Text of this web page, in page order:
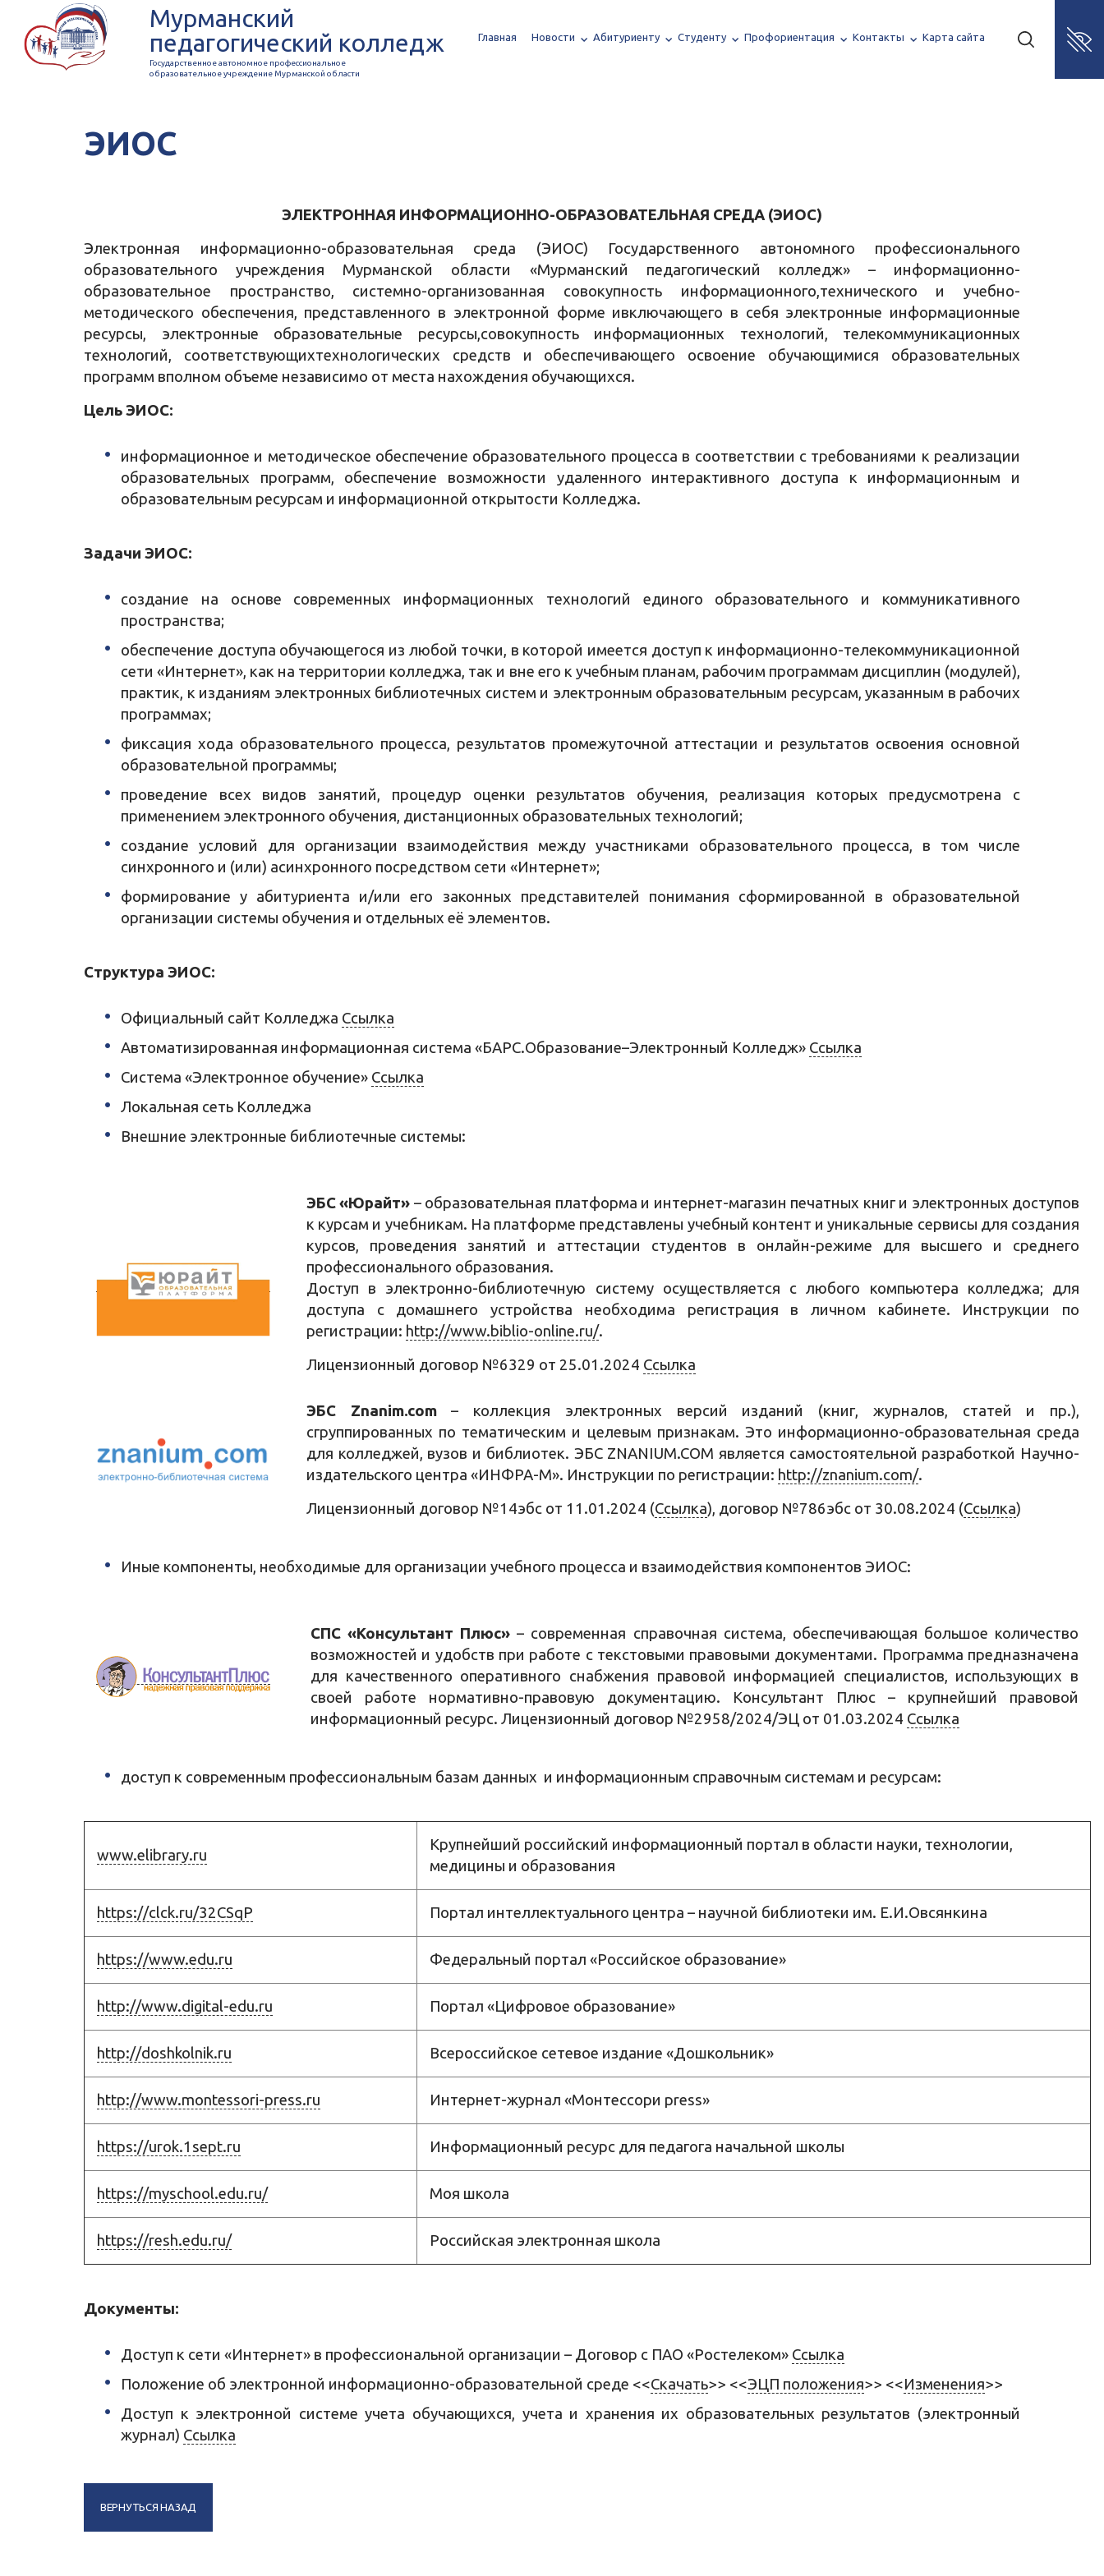
Мурманский
педагогический колледж
Государственное автономное профессиональное
образовательное учреждение Мурманской области
Главная Новости Абитуриенту Студенту Профориентация Контакты Карта сайта
ЭИОС
ЭЛЕКТРОННАЯ ИНФОРМАЦИОННО-ОБРАЗОВАТЕЛЬНАЯ СРЕДА (ЭИОС)
Электронная информационно-образовательная среда (ЭИОС) Государственного автономного профессионального
образовательного учреждения Мурманской области «Мурманский педагогический колледж» – информационно-
образовательное пространство, системно-организованная совокупность информационного,технического и учебно-
методического обеспечения, представленного в электронной форме ивключающего в себя электронные информационные
ресурсы, электронные образовательные ресурсы,совокупность информационных технологий, телекоммуникационных
технологий, соответствующихтехнологических средств и обеспечивающего освоение обучающимися образовательных
программ вполном объеме независимо от места нахождения обучающихся.
Цель ЭИОС:
информационное и методическое обеспечение образовательного процесса в соответствии с требованиями к реализации
образовательных программ, обеспечение возможности удаленного интерактивного доступа к информационным и
образовательным ресурсам и информационной открытости Колледжа.
Задачи ЭИОС:
создание на основе современных информационных технологий единого образовательного и коммуникативного
пространства;
обеспечение доступа обучающегося из любой точки, в которой имеется доступ к информационно-телекоммуникационной
сети «Интернет», как на территории колледжа, так и вне его к учебным планам, рабочим программам дисциплин (модулей),
практик, к изданиям электронных библиотечных систем и электронным образовательным ресурсам, указанным в рабочих
программах;
фиксация хода образовательного процесса, результатов промежуточной аттестации и результатов освоения основной
образовательной программы;
проведение всех видов занятий, процедур оценки результатов обучения, реализация которых предусмотрена с
применением электронного обучения, дистанционных образовательных технологий;
создание условий для организации взаимодействия между участниками образовательного процесса, в том числе
синхронного и (или) асинхронного посредством сети «Интернет»;
формирование у абитуриента и/или его законных представителей понимания сформированной в образовательной
организации системы обучения и отдельных её элементов.
Структура ЭИОС:
Официальный сайт Колледжа Ссылка
Автоматизированная информационная система «БАРС.Образование–Электронный Колледж» Ссылка
Система «Электронное обучение» Ссылка
Локальная сеть Колледжа
Внешние электронные библиотечные системы:
ЭБС «Юрайт» – образовательная платформа и интернет-магазин печатных книг и электронных доступов
к курсам и учебникам. На платформе представлены учебный контент и уникальные сервисы для создания
курсов, проведения занятий и аттестации студентов в онлайн-режиме для высшего и среднего
профессионального образования.
Доступ в электронно-библиотечную систему осуществляется с любого компьютера колледжа; для
доступа с домашнего устройства необходима регистрация в личном кабинете. Инструкции по
регистрации: http://www.biblio-online.ru/.
Лицензионный договор №6329 от 25.01.2024 Ссылка
ЭБС Znanim.com– коллекция электронных версий изданий (книг, журналов, статей и пр.),
сгруппированных по тематическим и целевым признакам. Это информационно-образовательная среда
для колледжей, вузов и библиотек. ЭБС ZNANIUM.COM является самостоятельной разработкой Научно-
издательского центра «ИНФРА-М». Инструкции по регистрации: http://znanium.com/.
Лицензионный договор №14эбс от 11.01.2024 (Ссылка), договор №786эбс от 30.08.2024 (Ссылка)
Иные компоненты, необходимые для организации учебного процесса и взаимодействия компонентов ЭИОС:
СПС «Консультант Плюс» – современная справочная система, обеспечивающая большое количество
возможностей и удобств при работе с текстовыми правовыми документами. Программа предназначена
для качественного оперативного снабжения правовой информацией специалистов, использующих в
своей работе нормативно-правовую документацию. Консультант Плюс – крупнейший правовой
информационный ресурс. Лицензионный договор №2958/2024/ЭЦ от 01.03.2024 Ссылка
доступ к современным профессиональным базам данных и информационным справочным системам и ресурсам:
www.elibrary.ru
Крупнейший российский информационный портал в области науки, технологии,
медицины и образования
https://clck.ru/32CSqP Портал интеллектуального центра – научной библиотеки им. Е.И.Овсянкина
https://www.edu.ru Федеральный портал «Российское образование»
http://www.digital-edu.ru Портал «Цифровое образование»
http://doshkolnik.ru Всероссийское сетевое издание «Дошкольник»
http://www.montessori-press.ru Интернет-журнал «Монтессори press»
https://urok.1sept.ru Информационный ресурс для педагога начальной школы
https://myschool.edu.ru/ Моя школа
https://resh.edu.ru/ Российская электронная школа
Документы:
Доступ к сети «Интернет» в профессиональной организации – Договор с ПАО «Ростелеком» Ссылка
Положение об электронной информационно-образовательной среде <<Скачать>> <<ЭЦП положения>> <<Изменения>>
Доступ к электронной системе учета обучающихся, учета и хранения их образовательных результатов (электронный
журнал) Ссылка
ВЕРНУТЬСЯ НАЗАД